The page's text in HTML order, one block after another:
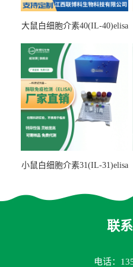
大鼠白细胞介素40(IL-40)elisa
小鼠白细胞介素31(IL-31)elisa
联
电话：